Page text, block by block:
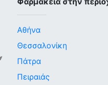
Αθήνα
Θεσσαλονίκη
Πάτρα
Πειραιάς